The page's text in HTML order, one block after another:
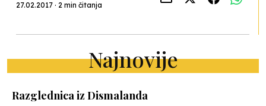
27.02.2017 · 2 min čitanja
Najnovije
Razglednica iz Dismalanda